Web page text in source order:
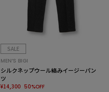
SALE
MEN’S BIGI
シルクネップウール絡みイージーパン
ツ
¥14,300 50%OFF